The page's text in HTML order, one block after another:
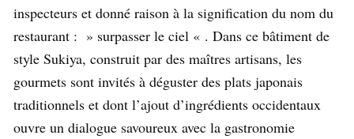
inspecteurs et donné raison à la signification du nom du
restaurant : » surpasser le ciel « . Dans ce bâtiment de
style Sukiya, construit par des maîtres artisans, les
gourmets sont invités à déguster des plats japonais
traditionnels et dont l’ajout d’ingrédients occidentaux
ouvre un dialogue savoureux avec la gastronomie